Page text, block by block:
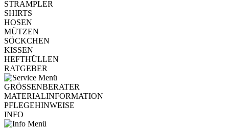
STRAMPLER
SHIRTS
HOSEN
MÜTZEN
SÖCKCHEN
KISSEN
HEFTHÜLLEN
RATGEBER
GRÖSSENBERATER
MATERIALINFORMATION
PFLEGEHINWEISE
INFO